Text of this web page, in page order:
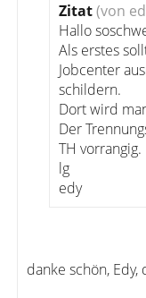
Zitat(von
Hallo
Als erstes
Jobcenter
schildern.
Dort wird
Der
TH vorrangig.
lg
edy
danke schön,